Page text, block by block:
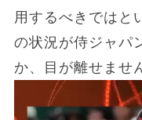
用するべきではと
の状況が侍ジャパ
か、目が離せませ